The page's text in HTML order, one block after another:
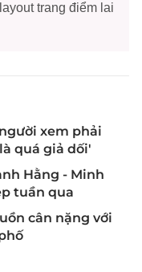
trang điểm lai
xem phải
quá giả dối'
Hằng - Minh
tuần qua
cân nặng với